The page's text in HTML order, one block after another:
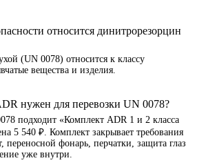
относится динитрорезорцин
(UN 0078) относится к классу
вещества и изделия.
нужен для перевозки UN 0078?
подходит «Комплект ADR 1 и 2 класса
5 540 ₽. Комплект закрывает требования
фонарь, перчатки, защита глаз
уже внутри.